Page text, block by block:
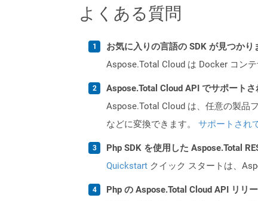
よくある質問
お気に入りの言語の SDK が見つか
Aspose.Total Cloud は Docker コン
Aspose.Total Cloud API でサポート
Aspose.Total Cloud は、任意の製品
などに変換できます。 サポートされ
Php SDK を使用した Aspose.Total
Quickstart クイック スタートは、
Php の Aspose.Total Cloud API リリ